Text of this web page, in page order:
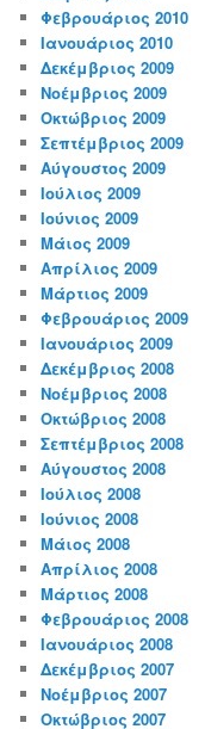
Φεβρουάριος 2010
Ιανουάριος 2010
Δεκέμβριος 2009
Νοέμβριος 2009
Οκτώβριος 2009
Σεπτέμβριος 2009
Αύγουστος 2009
Ιούλιος 2009
Ιούνιος 2009
Μάιος 2009
Απρίλιος 2009
Μάρτιος 2009
Φεβρουάριος 2009
Ιανουάριος 2009
Δεκέμβριος 2008
Νοέμβριος 2008
Οκτώβριος 2008
Σεπτέμβριος 2008
Αύγουστος 2008
Ιούλιος 2008
Ιούνιος 2008
Μάιος 2008
Απρίλιος 2008
Μάρτιος 2008
Φεβρουάριος 2008
Ιανουάριος 2008
Δεκέμβριος 2007
Νοέμβριος 2007
Οκτώβριος 2007